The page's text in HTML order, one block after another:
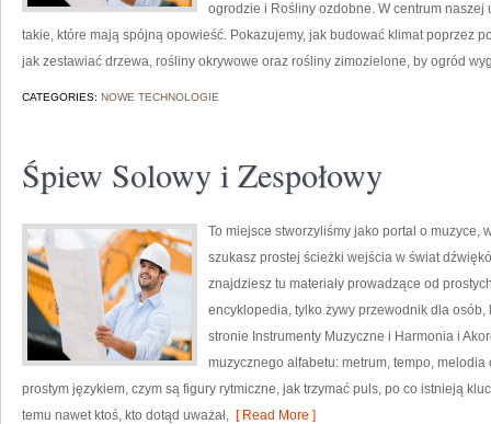
ogrodzie i Rośliny ozdobne. W centrum
takie, które mają spójną opowieść. Pokazujemy, jak budować klimat poprzez
jak zestawiać drzewa, rośliny okrywowe oraz rośliny zimozielone, by ogród
CATEGORIES: NOWE TECHNOLOGIE
Śpiew Solowy i Zespołowy
To miejsce stworzyliśmy jako portal o muzyce,
szukasz prostej ścieżki wejścia w świat
znajdziesz tu materiały prowadzące od
encyklopedia, tylko żywy przewodnik dla
stronie Instrumenty Muzyczne i Harmonia i
muzycznego alfabetu: metrum, tempo,
prostym językiem, czym są figury rytmiczne, jak trzymać puls, po co istnieją
temu nawet ktoś, kto dotąd uważał, [ Read More ]